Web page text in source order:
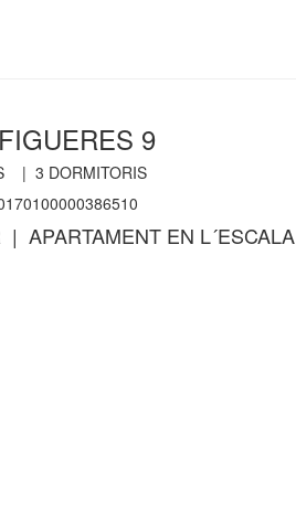
9
| 3 DORMITORIS
| APARTAMENT EN L´ESCALA